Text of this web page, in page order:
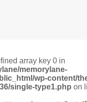
array key 0 in
memorylane-
wp-content/
single-type1.php on